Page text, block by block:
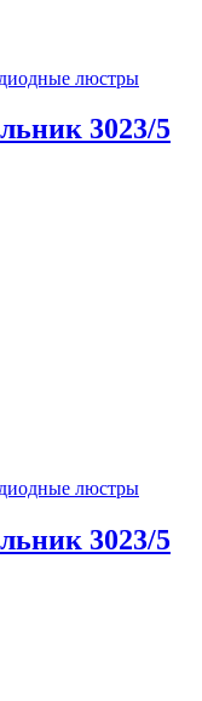
люстры
3023/5
люстры
3023/5